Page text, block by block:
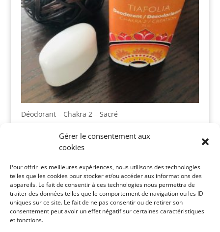
Gérer le consentement aux
cookies
Pour offrir les meilleures expériences, nous utilisons des technologies
telles que les cookies pour stocker et/ou accéder aux informations des
appareils. Le fait de consentir à ces technologies nous permettra de
traiter des données telles que le comportement de navigation ou les ID
uniques sur ce site. Le fait de ne pas consentir ou de retirer son
consentement peut avoir un effet négatif sur certaines caractéristiques
et fonctions.
Déodorant – Chakra 2 – Sacré
Panier
Catégories de produits